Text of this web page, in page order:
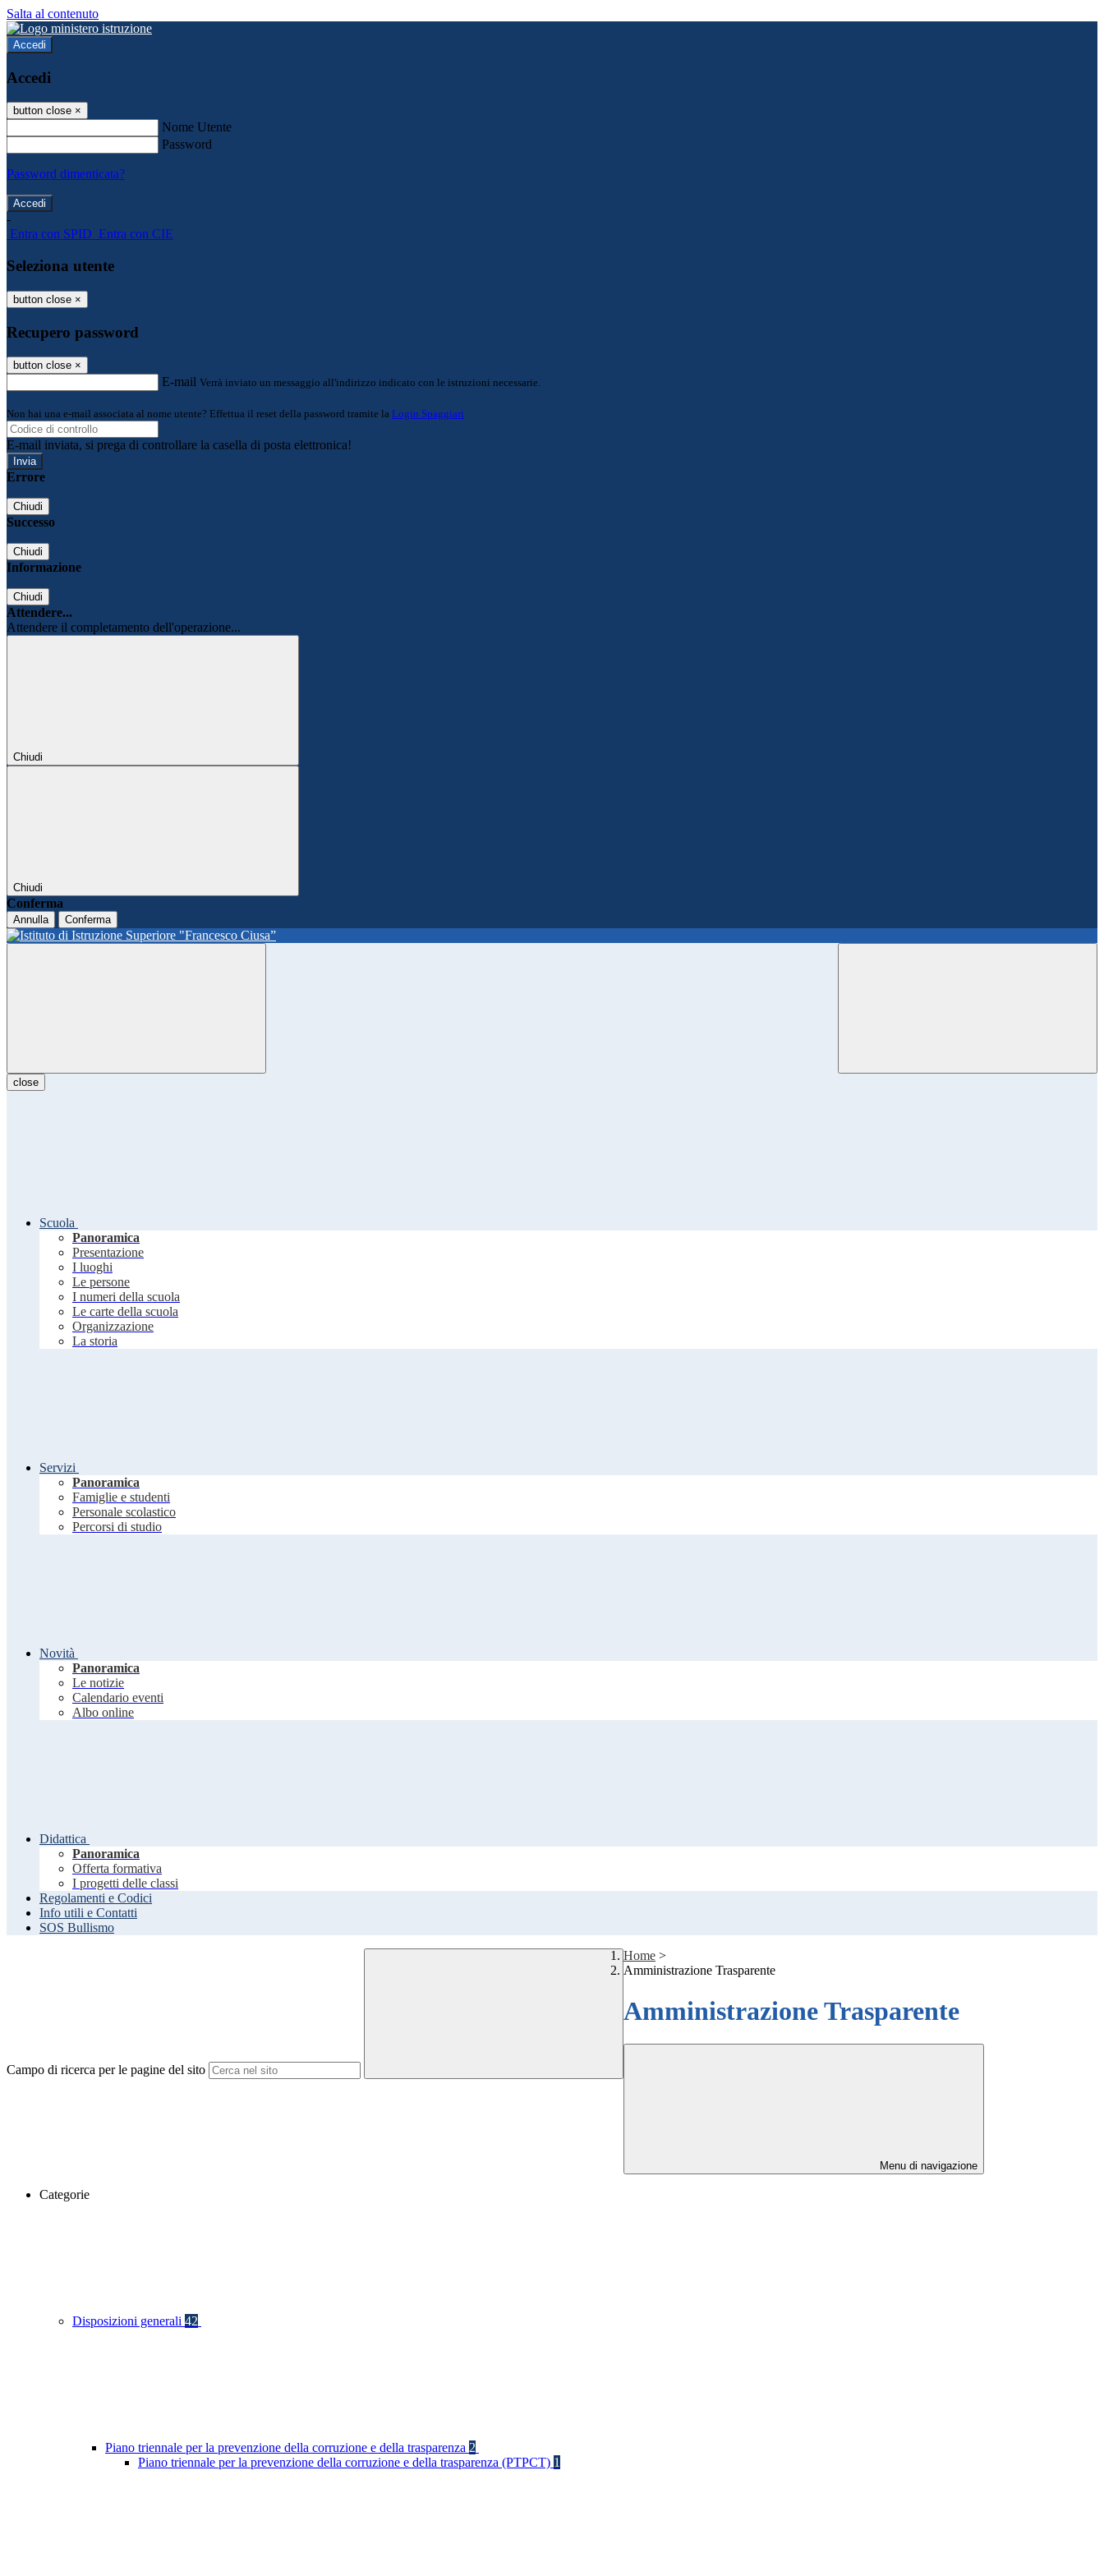
Salta al contenuto
Accedi
Accedi
button close ×
Nome Utente
Password
Password dimenticata?
-
Entra con SPID Entra con CIE
Seleziona utente
button close ×
Recupero password
button close ×
E-mail Verrà inviato un messaggio all'indirizzo indicato con le istruzioni necessarie.
Non hai una e-mail associata al nome utente? Effettua il reset della password tramite la Login Spaggiari
E-mail inviata, si prega di controllare la casella di posta elettronica!
Errore
Chiudi
Successo
Chiudi
Informazione
Chiudi
Attendere...
Attendere il completamento dell'operazione...
Chiudi
Chiudi
Conferma
Annulla Conferma
close
Scuola
Panoramica
Presentazione
I luoghi
Le persone
I numeri della scuola
Le carte della scuola
Organizzazione
La storia
Servizi
Panoramica
Famiglie e studenti
Personale scolastico
Percorsi di studio
Novità
Panoramica
Le notizie
Calendario eventi
Albo online
Didattica
Panoramica
Offerta formativa
I progetti delle classi
Regolamenti e Codici
Info utili e Contatti
SOS Bullismo
Campo di ricerca per le pagine del sito
Home >
Amministrazione Trasparente
Amministrazione Trasparente
Menu di navigazione
Categorie
Disposizioni generali 42
Piano triennale per la prevenzione della corruzione e della trasparenza 2
Piano triennale per la prevenzione della corruzione e della trasparenza (PTPCT) 1